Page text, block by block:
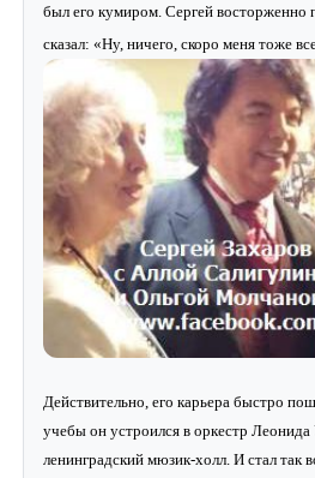
был его кумиром. Сергей восторженно
сказал: «Ну, ничего, скоро меня тоже
Действительно, его карьера быстро
учебы он устроился в оркестр
ленинградский мюзик-холл. И стал так